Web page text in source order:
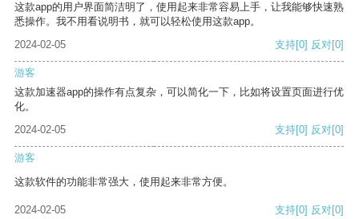
这款app的用户界面简洁明了，使用起来非常容易上手，让我能够快速熟
悉操作。我不用看说明书，就可以轻松使用这款app。
2024-02-05
支持[0] 反对[0]
游客
这款加速器app的操作有点复杂，可以简化一下，比如将设置页面进行优
化。
2024-02-05
支持[0] 反对[0]
游客
这款软件的功能非常强大，使用起来非常方便。
2024-02-05 支持[0] 反对[0]